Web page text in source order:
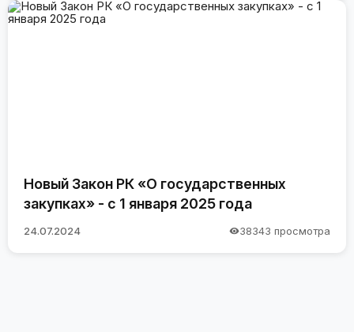
Новый Закон РК «О государственных
закупках» - с 1 января 2025 года
24.07.2024 38343 просмотра